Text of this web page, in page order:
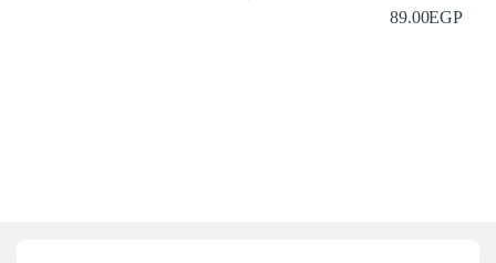
89.00EGP